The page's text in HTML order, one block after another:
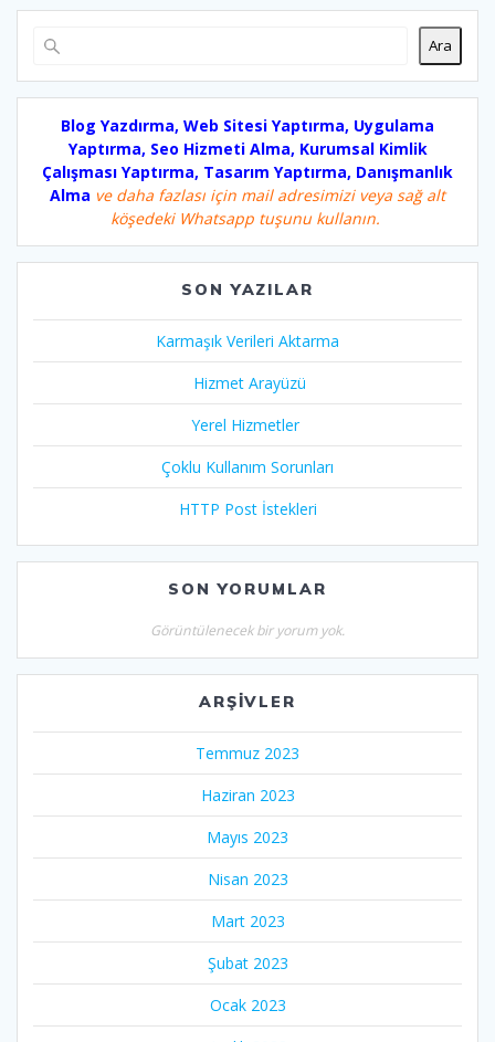
Ara
Blog Yazdırma, Web Sitesi Yaptırma, Uygulama
Yaptırma, Seo Hizmeti Alma, Kurumsal Kimlik
Çalışması Yaptırma, Tasarım Yaptırma, Danışmanlık
Alma ve daha fazlası için mail adresimizi veya sağ alt
köşedeki Whatsapp tuşunu kullanın.
SON YAZILAR
Karmaşık Verileri Aktarma
Hizmet Arayüzü
Yerel Hizmetler
Çoklu Kullanım Sorunları
HTTP Post İstekleri
SON YORUMLAR
Görüntülenecek bir yorum yok.
ARŞIVLER
Temmuz 2023
Haziran 2023
Mayıs 2023
Nisan 2023
Mart 2023
Şubat 2023
Ocak 2023